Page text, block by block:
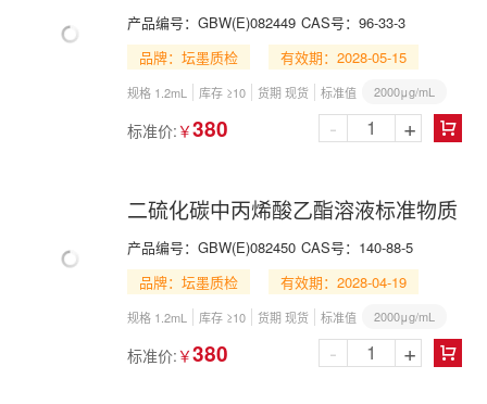
产品编号： GBW(E)082449 CAS号： 96-33-3
品牌：坛墨质检
有效期：2028-05-15
规格 1.2mL 库存 ≥10 货期 现货 标准值 2000μg/mL
标准价: ￥380 
- +
二硫化碳中丙烯酸乙酯溶液标准物质
产品编号： GBW(E)082450 CAS号： 140-88-5
品牌：坛墨质检
有效期：2028-04-19
规格 1.2mL 库存 ≥10 货期 现货 标准值 2000μg/mL
标准价: ￥380 
- +